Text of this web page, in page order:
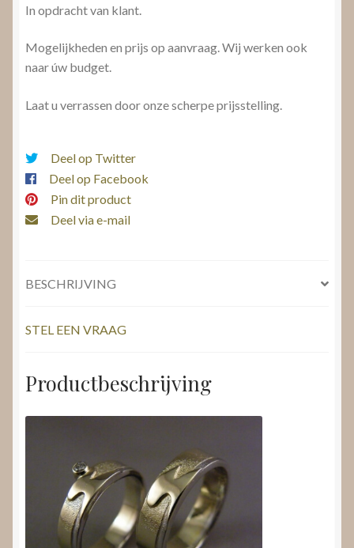
In opdracht van klant.
Mogelijkheden en prijs op aanvraag. Wij werken ook
naar úw budget.
Laat u verrassen door onze scherpe prijsstelling.
Deel op Twitter
Deel op Facebook
Pin dit product
Deel via e-mail
BESCHRIJVING
STEL EEN VRAAG
Productbeschrijving